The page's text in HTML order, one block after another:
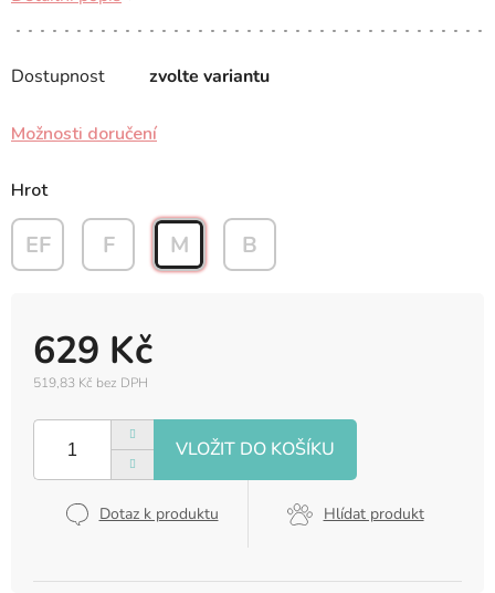
Dostupnost zvolte variantu
629 Kč
519,83 Kč bez DPH
cena:
Dotaz k produktu Hlídat produkt
Možnosti doručení
Hrot
EF F M B